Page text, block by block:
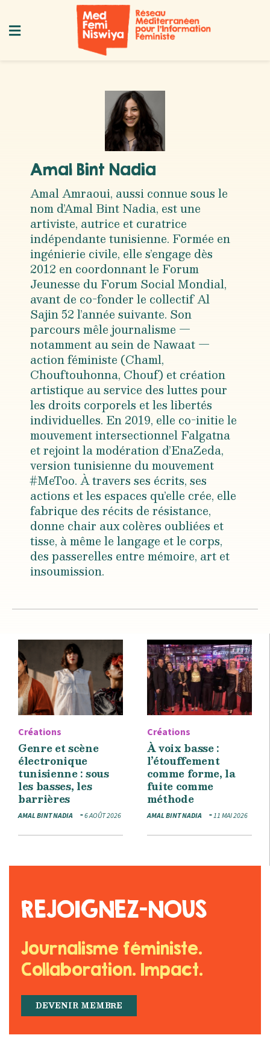
Amal Bint Nadia
Amal Amraoui, aussi connue sous le
nom d’Amal Bint Nadia, est une
artiviste, autrice et curatrice
indépendante tunisienne. Formée en
ingénierie civile, elle s’engage dès
2012 en coordonnant le Forum
Jeunesse du Forum Social Mondial,
avant de co-fonder le collectif Al
Sajin 52 l’année suivante. Son
parcours mêle journalisme —
notamment au sein de Nawaat —
action féministe (Chaml,
Chouftouhonna, Chouf) et création
artistique au service des luttes pour
les droits corporels et les libertés
individuelles. En 2019, elle co-initie le
mouvement intersectionnel Falgatna
et rejoint la modération d’EnaZeda,
version tunisienne du mouvement
#MeToo. À travers ses écrits, ses
actions et les espaces qu’elle crée, elle
fabrique des récits de résistance,
donne chair aux colères oubliées et
tisse, à même le langage et le corps,
des passerelles entre mémoire, art et
insoumission.
Créations
Genre et scène
électronique
tunisienne : sous
les basses, les
barrières
AMAL BINT NADIA 6 AOÛT 2026
Créations
À voix basse :
l’étouffement
comme forme, la
fuite comme
méthode
AMAL BINT NADIA 11 MAI 2026
REJOIGNEZ-NOUS
Journalisme féministe.
Collaboration. Impact.
DEVENIR MEMBRE